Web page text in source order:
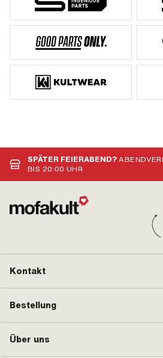
SPÄTER FEIERABEND?
BIS 20:00 UHR
Kontakt
Bestellung
Über uns